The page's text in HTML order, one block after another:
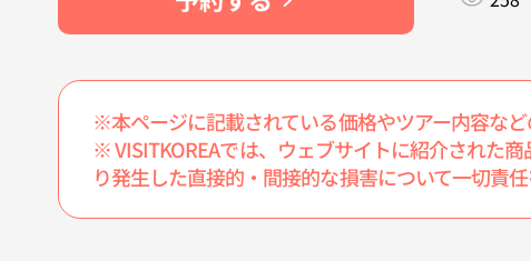
※本ページに記載されている価格やツアー内容な
※ VISITKOREAでは、ウェブサイトに紹介された
り発生した直接的・間接的な損害について一切責任